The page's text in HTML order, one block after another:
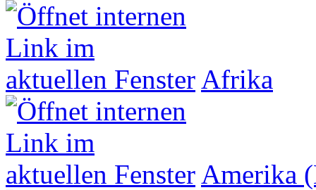
Afrika
Amerika